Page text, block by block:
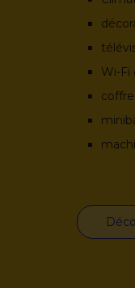
Wi-Fi